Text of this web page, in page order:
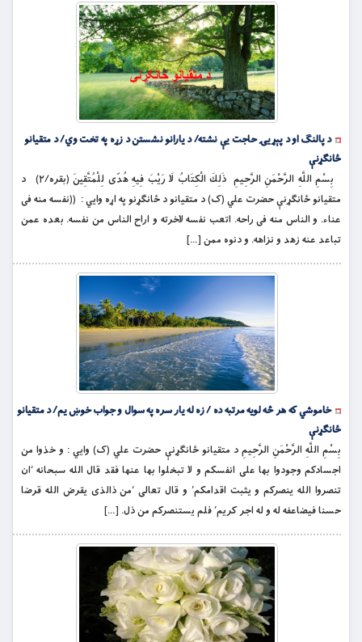
د پالنګ او د پېړیۍ حاجت یې نشته/ د یارانو نشستن د زړه په تخت وي/ د متقیانو
ځانګړنې
بِسْمِ اللَّهِ الرَّحْمَنِ الرَّحِيمِ ذَلِكَ الْكِتَابُ لَا رَيْبَ فِيهِ هُدًى لِلْمُتَّقِينَ (بقره/۲) د
متقیانو ځانګړنې حضرت علي (ک) د متقیانو د ځانګړنو په اړه وايي : ((نفسه منه فى
عناء. و الناس منه فى راحه. اتعب نفسه لاخرته و اراح الناس من نفسه. بعده عمن
تباعد عنه زهد و نزاهه. و دنوه ممن […]
خاموشي که هر څه لویه مرتبه ده / زه له یار سره په سوال و جواب خوښ یم/ د متقیانو
ځانګړنې
بِسْمِ اللَّهِ الرَّحْمَنِ الرَّحِيمِ د متقیانو ځانګړنې حضرت علي (ک) وايي : و خذوا من
اجسادكم وجودوا بها على انفسكم و لا تبخلوا بها عنها فقد قال الله سبحانه ‘ان
تنصروا الله ينصركم و يثبت اقدامكم’ و قال تعالى ‘من ذالذى يقرض الله قرضا
حسنا فيضاعفه له و له اجر كريم’ فلم يستنصركم من ذل. […]